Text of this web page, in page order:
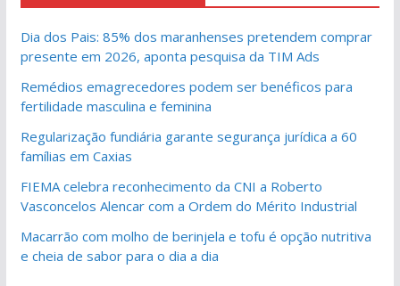
Dia dos Pais: 85% dos maranhenses pretendem comprar
presente em 2026, aponta pesquisa da TIM Ads
Remédios emagrecedores podem ser benéficos para
fertilidade masculina e feminina
Regularização fundiária garante segurança jurídica a 60
famílias em Caxias
FIEMA celebra reconhecimento da CNI a Roberto
Vasconcelos Alencar com a Ordem do Mérito Industrial
Macarrão com molho de berinjela e tofu é opção nutritiva
e cheia de sabor para o dia a dia